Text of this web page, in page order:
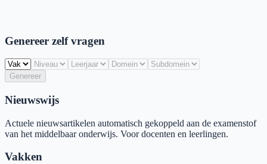
Genereer zelf vragen
Genereer
Nieuwswijs
Actuele nieuwsartikelen automatisch gekoppeld aan de examenstof
van het middelbaar onderwijs. Voor docenten en leerlingen.
Vakken